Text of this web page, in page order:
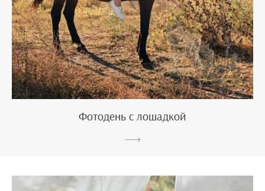
Фотодень с лошадкой